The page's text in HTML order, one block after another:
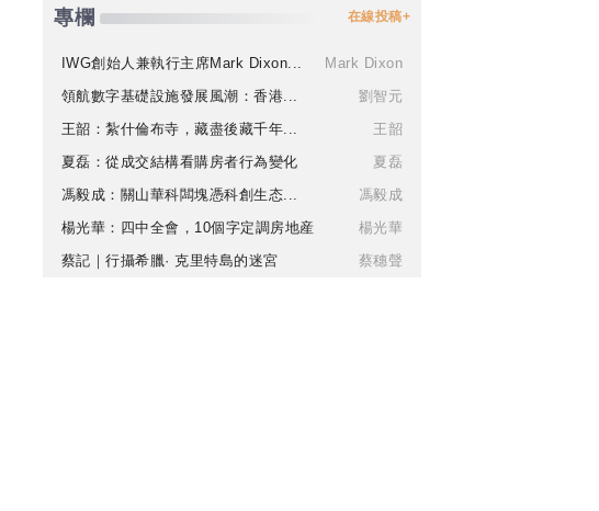
專欄 在線投稿+
IWG創始人兼執行主席Mark Dixon...
Mark Dixon
領航數字基礎設施發展風潮：香港...
劉智元
王韶：紮什倫布寺，藏盡後藏千年...
王韶
夏磊：從成交結構看購房者行為變化
夏磊
馮毅成：關山華科闆塊憑科創生态...
馮毅成
楊光華：四中全會，10個字定調房地産
楊光華
蔡記｜行攝希臘· 克里特島的迷宮
蔡穗聲